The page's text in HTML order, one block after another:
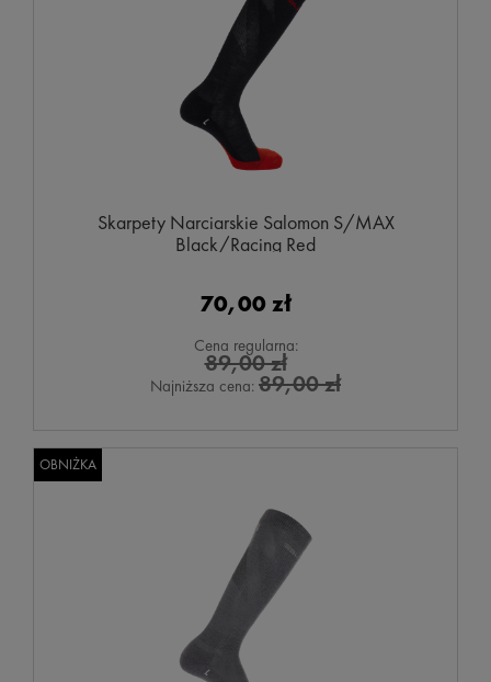
Skarpety Narciarskie Salomon S/MAX
Black/Racing Red
70,00 zł
Cena regularna:
89,00 zł
Najniższa cena: 89,00 zł
OBNIŻKA